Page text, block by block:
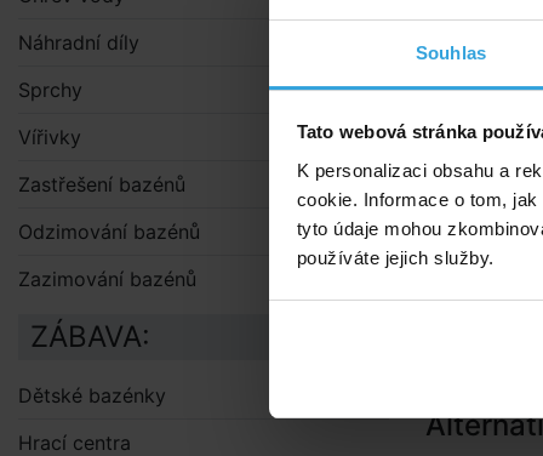
Souhlas
Tato webová stránka
K personalizaci obsahu a
cookie. Informace o tom,
tyto údaje mohou
používáte jejich služby.
Náhradní díly
Sprchy
Vířivky
Zastřešení bazénů
Odzimování bazénů
Zazimování bazénů
ZÁBAVA:
Dětské bazénky
Hrací centra